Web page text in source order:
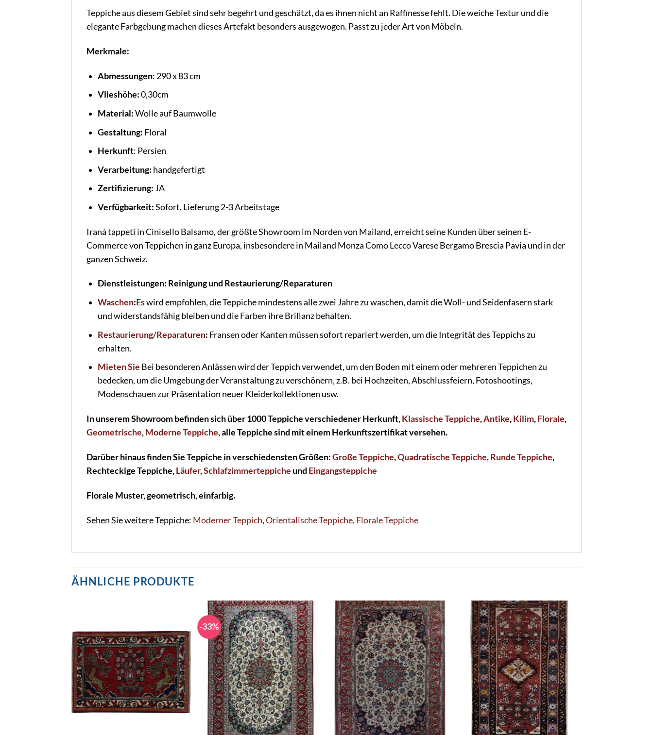
Teppiche aus diesem Gebiet sind sehr begehrt und geschätzt, da es ihnen nicht an Raffinesse fehlt. Die weiche Textur und die
elegante Farbgebung machen dieses Artefakt besonders ausgewogen. Passt zu jeder Art von Möbeln.
Merkmale:
Abmessungen: 290 x 83 cm
Vlieshöhe:0,30cm
Material:Wolle auf Baumwolle
Gestaltung: Floral
Herkunft: Persien
Verarbeitung: handgefertigt
Zertifizierung: JA
Verfügbarkeit:Sofort, Lieferung 2-3 Arbeitstage
Iranà tappeti in Cinisello Balsamo, der größte Showroom im Norden von Mailand, erreicht seine Kunden über seinen E-
Commerce von Teppichen in ganz Europa, insbesondere in Mailand Monza Como Lecco Varese Bergamo Brescia Pavia und in der
ganzen Schweiz.
Dienstleistungen: Reinigung und Restaurierung/Reparaturen
Waschen:Es wird empfohlen, die Teppiche mindestens alle zwei Jahre zu waschen, damit die Woll- und Seidenfasern stark
und widerstandsfähig bleiben und die Farben ihre Brillanz behalten.
Restaurierung/Reparaturen: Fransen oder Kanten müssen sofort repariert werden, um die Integrität des Teppichs zu
erhalten.
Mieten Sie Bei besonderen Anlässen wird der Teppich verwendet, um den Boden mit einem oder mehreren Teppichen zu
bedecken, um die Umgebung der Veranstaltung zu verschönern, z.B. bei Hochzeiten, Abschlussfeiern, Fotoshootings,
Modenschauen zur Präsentation neuer Kleiderkollektionen usw.
In unserem Showroom befinden sich über 1000 Teppiche verschiedener Herkunft,Klassische Teppiche,Antike,Kilim,Florale,
Geometrische,Moderne Teppiche, alle Teppiche sind mit einem Herkunftszertifikat versehen.
Darüber hinaus finden Sie Teppiche in verschiedensten Größen:Große Teppiche,Quadratische Teppiche,Runde Teppiche,
Rechteckige Teppiche,Läufer,Schlafzimmerteppiche und Eingangsteppiche
Florale Muster, geometrisch, einfarbig.
Sehen Sie weitere Teppiche: Moderner Teppich,Orientalische Teppiche, Florale Teppiche
ÄHNLICHE PRODUKTE
-33%